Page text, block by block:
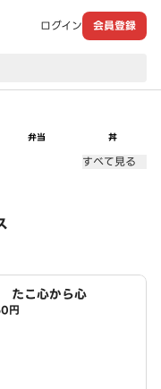
ログイン 会員登録
弁当 丼
すべて見る
たこ心から心
円